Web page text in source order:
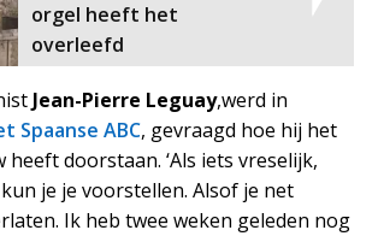
orgel heeft het
overleefd
Jean-Pierre Leguay,werd in
Spaanse ABC, gevraagd hoe hij het
doorstaan. ‘Als iets vreselijk,
je je voorstellen. Alsof je net
Ik heb twee weken geleden nog